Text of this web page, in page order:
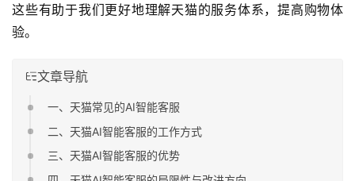
这些有助于我们更好地理解天猫的服务体系，提高购物体
验。
文章导航
一、天猫常见的AI智能客服
二、天猫AI智能客服的工作方式
三、天猫AI智能客服的优势